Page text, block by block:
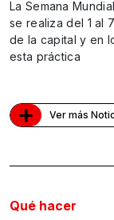
La Semana
se realiza del 1 al
de la capital y en
esta práctica
+ Ver más
Qué hacer